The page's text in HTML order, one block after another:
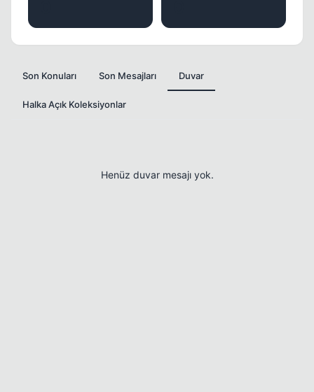
Son Konuları Son Mesajları Duvar
Halka Açık Koleksiyonlar
Henüz duvar mesajı yok.